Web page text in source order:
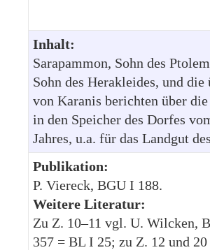
Inhalt:
Sarapammon, Sohn des
Sohn des Herakleides, und
von Karanis berichten über
in den Speicher des Dorfes
Jahres, u.a. für das Landgut
Publikation:
P. Viereck, BGU I 188.
Weitere Literatur:
Zu Z. 10–11 vgl. U. Wilcken,
357 = BL I 25; zu Z. 12 und